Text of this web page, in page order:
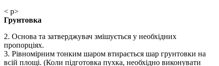
< p>
Грунтовка
2. Основа та затверджувач змішується у необхідних
пропорціях.
3. Рівномірним тонким шаром втирається шар грунтовки на
всій площі. (Коли підготовка пухка, необхідно виконувати